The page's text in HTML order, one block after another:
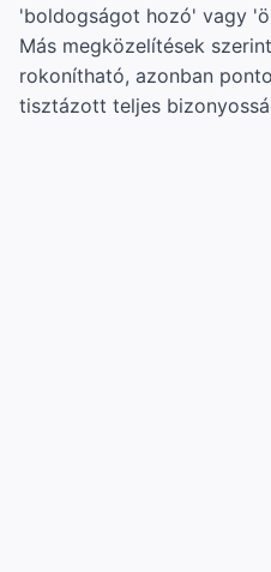
'boldogságot hozó' vagy
Más megközelítések
rokonítható, azonban
tisztázott teljes